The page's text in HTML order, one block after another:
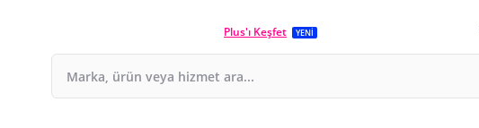
Plus'ı Keşfet YENİ